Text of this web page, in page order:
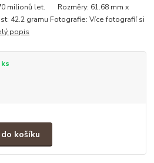
milionů let. Rozměry: 61.68 mm x
42.2 gramu Fotografie: Více fotografií si
popis
košíku